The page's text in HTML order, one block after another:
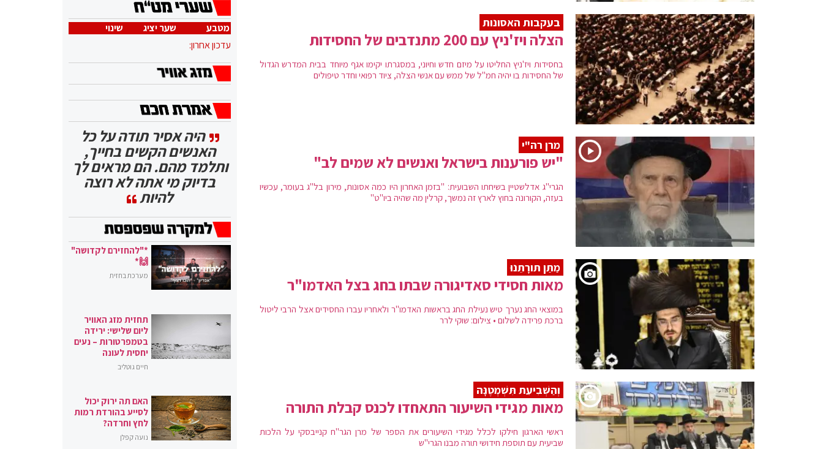
בעקבות האסונות
הצלה ויז'ניץ עם 200 מתנדבים של החסידות
בחסידות ויז'ניץ החליטו על מיזם חדש וחיוני, במסגרתו יקימו אגף מיוחד בבית המדרש הגדול
של החסידות בו יהיה חמ"ל של ממש עם אנשי הצלה, ציוד רפואי וחדר טיפולים
מרן רה"י
"יש פורענות בישראל ואנשים לא שמים לב"
הגרי"ג אדלשטיין בשיחתו השבועית: "בזמן האחרון היו כמה אסונות, מירון בל"ג בעומר, עכשיו
בעזה, הקורונה בחוץ לארץ זה נמשך, קרלין מה שהיה ביו"ט"
מַתַּן תּורָתֵנוּ
מאות חסידי סאדיגורה שבתו בחג בצל האדמו"ר
במוצאי החג נערך טיש נעילת החג בראשות האדמו"ר ולאחריו עברו החסידים אצל הרבי ליטול
ברכת פרידה לשלום • צילום: שוקי לרר
וְהַשְּׁבִיעִת תִּשְׁמְטֶנָּה
מאות מגידי השיעור התאחדו לכנס קבלת התורה
ראשי הארגון חילקו לכלל מגידי השיעורים את הספר של מרן הגר"ח קנייבסקי על הלכות
שביעית עם תוספת חידושי תורה מבנו הגרי"ש
מטבע שער יציג
שינוי
עדכון אחרון:
היה אסיר תודה על כל
האנשים הקשים בחייך,
ותלמד מהם. הם מראים לך
בדיוק מי אתה לא רוצה
להיות
*"להחזירם לקדושה"
🙌*
מערכת בחזית
תחזית מזג האוויר
ליום שלישי: ירידה
בטמפרטורות – נעים
יחסית לעונה
חיים גוטליב
האם תה ירוק יכול
לסייע בהורדת רמות
לחץ וחרדה?
נועה קפלן